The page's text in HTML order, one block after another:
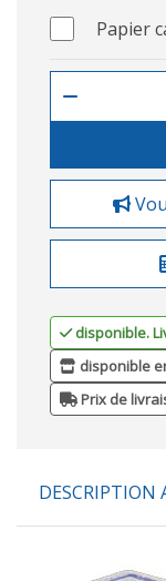
Papier
disponible.
disponible
Prix de
DESCRIPTION